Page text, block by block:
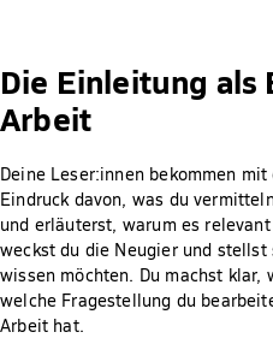
Die Einleitung als
Arbeit
Deine Leser:innen bekommen
Eindruck davon, was du
und erläuterst, warum es
weckst du die Neugier und
wissen möchten. Du machst klar,
welche Fragestellung du
Arbeit hat.